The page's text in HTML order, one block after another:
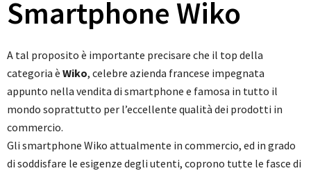
Smartphone Wiko
A tal proposito è importante precisare che il top della
categoria è Wiko, celebre azienda francese impegnata
appunto nella vendita di smartphone e famosa in tutto il
mondo soprattutto per l’eccellente qualità dei prodotti in
commercio.
Gli smartphone Wiko attualmente in commercio, ed in grado
di soddisfare le esigenze degli utenti, coprono tutte le fasce di